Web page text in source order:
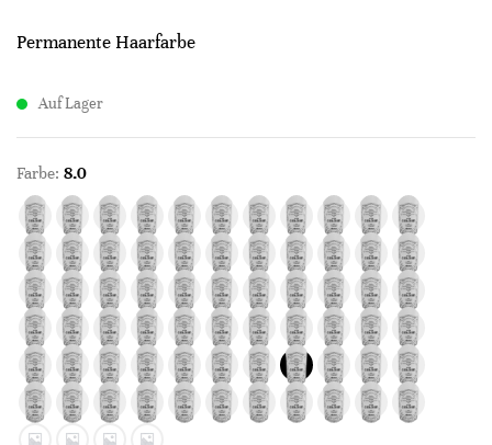
Permanente Haarfarbe
Auf Lager
Farbe: 8.0